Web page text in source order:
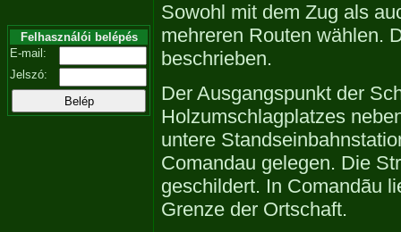
Felhasználói belépés
E-mail:
Jelszó:
Sowohl mit dem Zug als
mehreren Routen wählen.
beschrieben.
Der Ausgangspunkt der
Holzumschlagplatzes
untere
Comandau gelegen. Die
geschildert. In Comandãu
Grenze der Ortschaft.